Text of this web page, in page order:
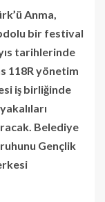
Anma,
bir festival
tarihlerinde
118R yönetim
iş birliğinde
Belediye
ruhunu Gençlik